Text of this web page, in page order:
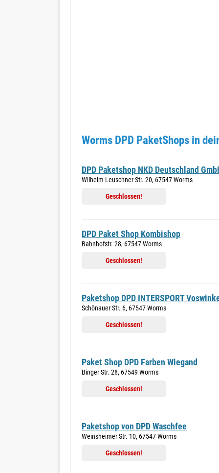
Worms DPD PaketShops in
DPD Paketshop NKD Deutschland
Wilhelm-Leuschner-Str. 20, 67547 Worms
Geschlossen!
DPD Paket Shop Kombishop
Bahnhofstr. 28, 67547 Worms
Geschlossen!
Paketshop DPD INTERSPORT
Schönauer Str. 6, 67547 Worms
Geschlossen!
Paket Shop DPD Farben Wiegand
Binger Str. 28, 67549 Worms
Geschlossen!
Paketshop von DPD Waschfee
Weinsheimer Str. 10, 67547 Worms
Geschlossen!